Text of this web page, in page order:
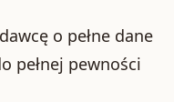
o pełne dane
pełnej pewności